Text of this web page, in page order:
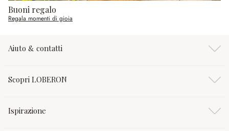
Buoni regalo
Regala momenti di gioia
Aiuto & contatti
Scopri LOBERON
Ispirazione